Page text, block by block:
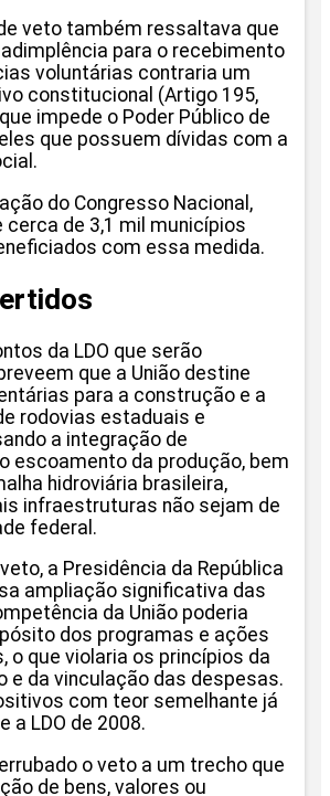
veto também ressaltava que
para o recebimento
voluntárias contraria um
constitucional (Artigo 195,
impede o Poder Público de
que possuem dívidas com a
do Congresso Nacional,
de 3,1 mil municípios
com essa medida.
da LDO que serão
que a União destine
para a construção e a
rodovias estaduais e
a integração de
escoamento da produção, bem
hidroviária brasileira,
infraestruturas não sejam de
federal.
a Presidência da República
ampliação significativa das
da União poderia
dos programas e ações
o que violaria os princípios da
e da vinculação das despesas.
com teor semelhante já
a LDO de 2008.
o veto a um trecho que
de bens, valores ou